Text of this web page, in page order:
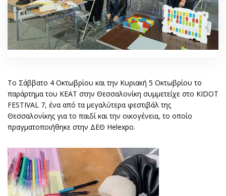
Το Σάββατο 4 Οκτωβρίου και την Κυριακή 5 Οκτωβρίου το
παράρτημα του ΚΕΑΤ στην Θεσσαλονίκη συμμετείχε στο KIDOT
FESTIVAL 7, ένα από τα μεγαλύτερα φεστιβάλ της
Θεσσαλονίκης για το παιδί και την οικογένεια, το οποίο
πραγματοποιήθηκε στην ΔΕΘ Helexpo.